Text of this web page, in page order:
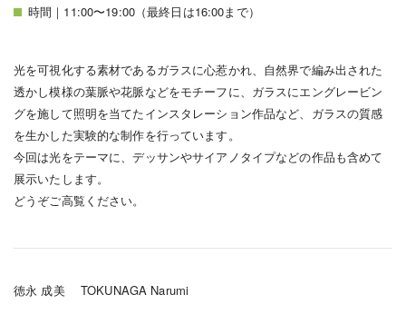
時間｜11:00〜19:00（最終日は16:00まで）
光を可視化する素材であるガラスに心惹かれ、自然界で編み出された
透かし模様の葉脈や花脈などをモチーフに、ガラスにエングレービン
グを施して照明を当てたインスタレーション作品など、ガラスの質感
を生かした実験的な制作を行っています。
今回は光をテーマに、デッサンやサイアノタイプなどの作品も含めて
展示いたします。
どうぞご高覧ください。
徳永 成美 TOKUNAGA Narumi